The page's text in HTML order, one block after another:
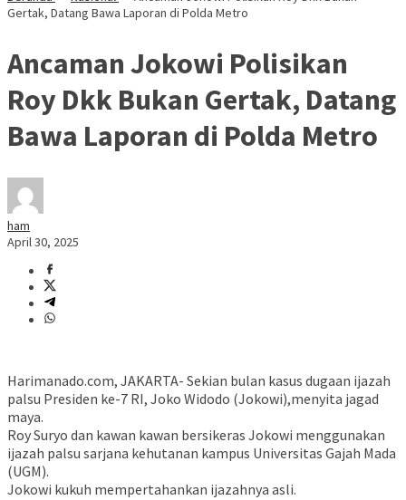
Gertak, Datang Bawa Laporan di Polda Metro
Ancaman Jokowi Polisikan
Roy Dkk Bukan Gertak, Datang
Bawa Laporan di Polda Metro
ham
April 30, 2025
Harimanado.com, JAKARTA- Sekian bulan kasus dugaan ijazah
palsu Presiden ke-7 RI, Joko Widodo (Jokowi),menyita jagad
maya.
Roy Suryo dan kawan kawan bersikeras Jokowi menggunakan
ijazah palsu sarjana kehutanan kampus Universitas Gajah Mada
(UGM).
Jokowi kukuh mempertahankan ijazahnya asli.